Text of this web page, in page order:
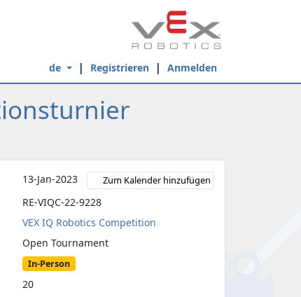
de Registrieren Anmelden
13-Jan-2023 Zum Kalender hinzufügen
RE-VIQC-22-9228
VEX IQ Robotics Competition
Open Tournament
In-Person
20